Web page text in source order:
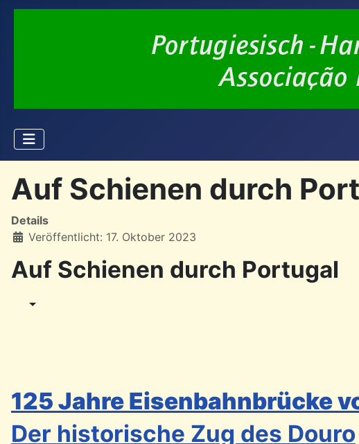
Auf Schienen durch
Details
Veröffentlicht: 17. Oktober 2023
Auf Schienen durch Portugal
125 Jahre Eisenbahnbrücke
Der historische Zug des Douro